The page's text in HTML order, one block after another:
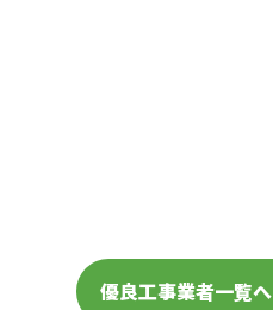
優良工事業者一覧へ